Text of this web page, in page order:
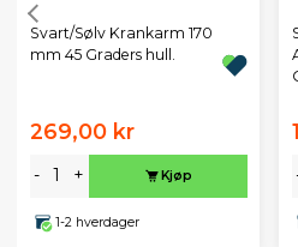
Svart/Sølv Krankarm 170
mm 45 Graders hull.
269,00 kr
- + Kjøp
1-2 hverdager